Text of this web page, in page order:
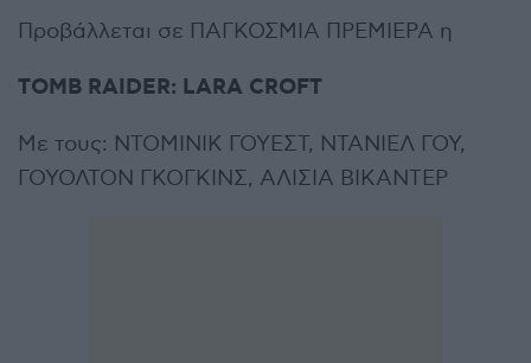
Προβάλλεται σε ΠΑΓΚΟΣΜΙΑ ΠΡΕΜΙΕΡΑ η
TOMB RAIDER: LARA CROFT
Με τους: ΝΤΟΜΙΝΙΚ ΓΟΥΕΣΤ, ΝΤΑΝΙΕΛ ΓΟΥ,
ΓΟΥΟΛΤΟΝ ΓΚΟΓΚΙΝΣ, ΑΛΙΣΙΑ ΒΙΚΑΝΤΕΡ